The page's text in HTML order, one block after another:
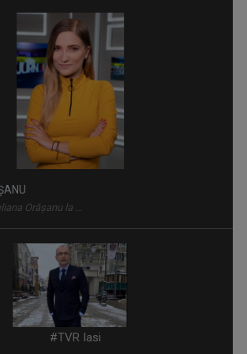
curiozitatea ...
Orăşanu la ...
Arena.
#TVR Iasi